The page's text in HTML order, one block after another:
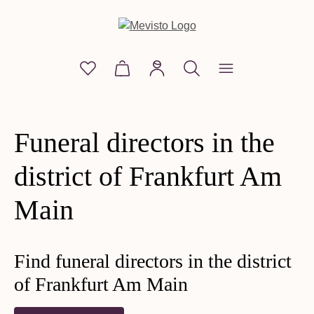
You have 0 wishlist items
Shopping cart contains 0 items.
Funeral directors in the
district of Frankfurt Am
Main
Find funeral directors in the district
of Frankfurt Am Main